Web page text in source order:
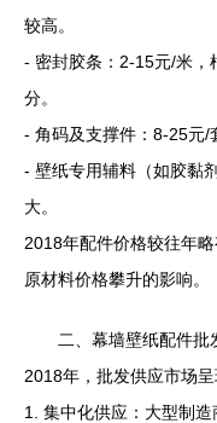
较高。
- 密封胶条：2-15元/米，
分。
- 角码及支撑件：8-25元/
- 壁纸专用辅料（如胶黏
大。
2018年配件价格较往年
原材料价格攀升的影响。
二、幕墙壁纸配件批
2018年，批发供应市场呈
1. 集中化供应：大型制